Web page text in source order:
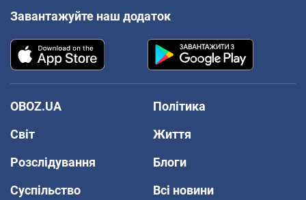
Завантажуйте наш додаток
OBOZ.UA
Політика
Світ
Життя
Розслідування
Блоги
Суспільство
Всі новини